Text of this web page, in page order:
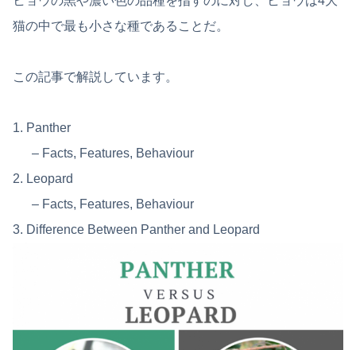
猫の中で最も小さな種であることだ。
この記事で解説しています。
1. Panther
– Facts, Features, Behaviour
2. Leopard
– Facts, Features, Behaviour
3. Difference Between Panther and Leopard